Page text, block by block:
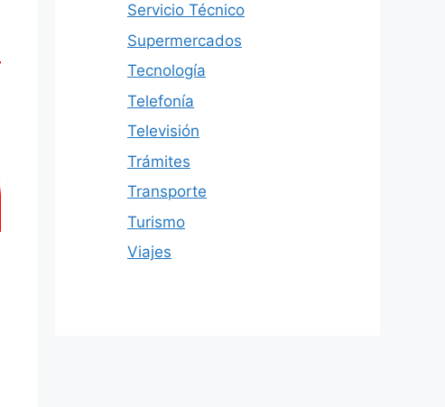
Servicio Técnico
Supermercados
Tecnología
Telefonía
Televisión
Trámites
Transporte
Turismo
Viajes